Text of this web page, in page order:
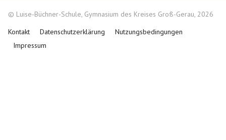
© Luise-Büchner-Schule, Gymnasium des Kreises Groß-Gerau, 2026
Kontakt
Datenschutzerklärung
Nutzungsbedingungen
Impressum